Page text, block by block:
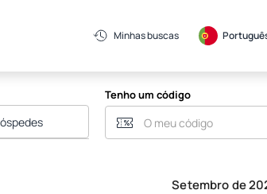
Minhas buscas
Tenho um código
Setembro de